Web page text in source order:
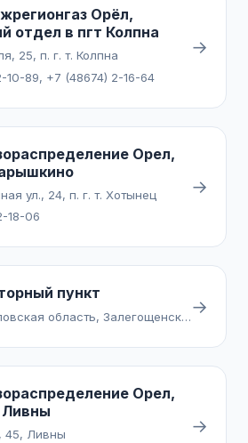
Орёл,
отдел в пгт Колпна
25, п. г. т. Колпна
10-89, +7 (48674) 2-16-64
→
Орел,
ул., 24, п. г. т. Хотынец
18-06
→
пункт
📍 Россия, Орловская область, Залегощенский район, деревня Кочетовка→
Орел,
Ливны
45, Ливны
→